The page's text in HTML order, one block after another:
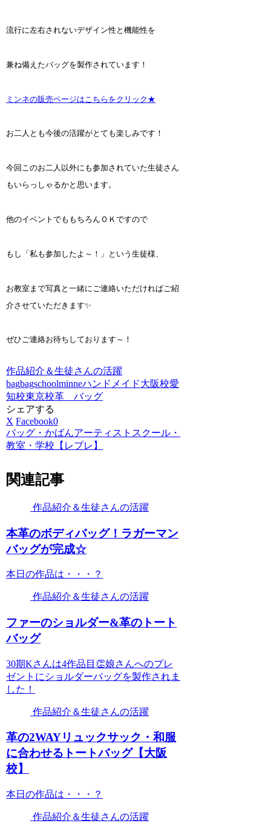
流行に左右されないデザイン性と機能性を
兼ね備えたバッグを製作されています！
ミンネの販売ページはこちらをクリック★
お二人とも今後の活躍がとても楽しみです！
今回このお二人以外にも参加されていた生徒さん
もいらっしゃるかと思います。
他のイベントでももちろんＯＫですので
もし「私も参加したよ～！」という生徒様、
お教室まで写真と一緒にご連絡いただければご紹
介させていただきます✨
ぜひご連絡お待ちしております～！
作品紹介＆生徒さんの活躍
bagbagschoolminneハンドメイド大阪校愛
知校東京校革 バッグ
シェアする
X Facebook0
バッグ・かばんアーティストスクール・
教室・学校【レプレ】
関連記事
作品紹介＆生徒さんの活躍
本革のボディバッグ！ラガーマン
バッグが完成☆
本日の作品は・・・？
作品紹介＆生徒さんの活躍
ファーのショルダー&革のトート
バッグ
30期Kさんは4作品目👏娘さんへのプレ
ゼントにショルダーバッグを製作されま
した！
作品紹介＆生徒さんの活躍
革の2WAYリュックサック・和服
に合わせるトートバッグ【大阪
校】
本日の作品は・・・？
作品紹介＆生徒さんの活躍